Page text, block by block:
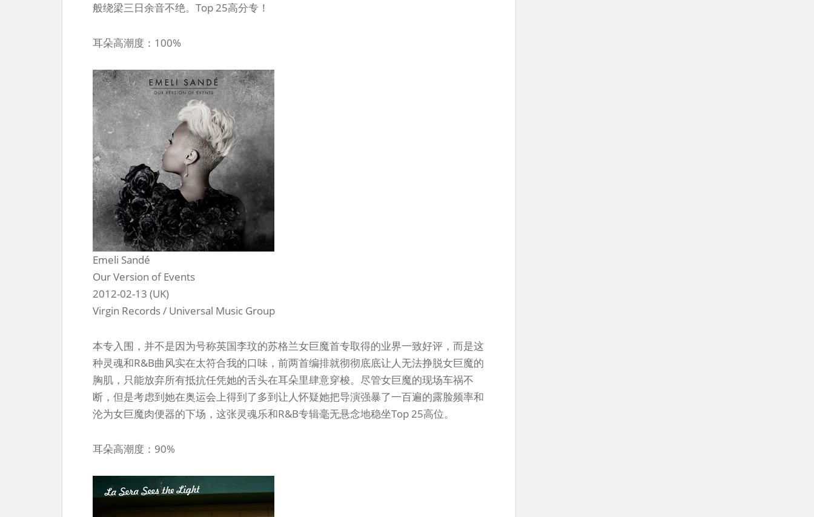
般绕梁三日余音不绝。Top 25高分专！
耳朵高潮度：100%
Emeli Sandé
Our Version of Events
2012-02-13 (UK)
Virgin Records / Universal Music Group
本专入围，并不是因为号称英国李玟的苏格兰女巨魔首专取得的业界一致好评，而是这
种灵魂和R&B曲风实在太符合我的口味，前两首编排就彻彻底底让人无法挣脱女巨魔的
胸肌，只能放弃所有抵抗任凭她的舌头在耳朵里肆意穿梭。尽管女巨魔的现场车祸不
断，但是考虑到她在奥运会上得到了多到让人怀疑她把导演强暴了一百遍的露脸频率和
沦为女巨魔肉便器的下场，这张灵魂乐和R&B专辑毫无悬念地稳坐Top 25高位。
耳朵高潮度：90%